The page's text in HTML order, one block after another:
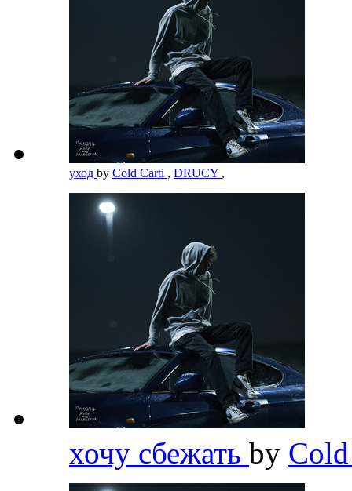
уход by Cold Carti , DRUCY ,
хочу сбежать by